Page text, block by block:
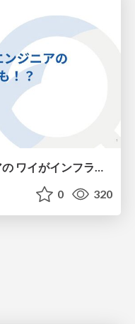
え？フロントエンドエンジニアの ワイがインフラも！？
0 320